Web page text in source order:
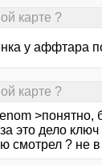
карте ?
у аффтара
карте ?
>понятно,
это дело
смотрел ? не в